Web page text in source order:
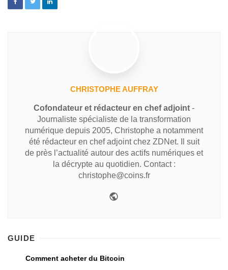
CHRISTOPHE AUFFRAY
Cofondateur et rédacteur en chef adjoint -
Journaliste spécialiste de la transformation
numérique depuis 2005, Christophe a notamment
été rédacteur en chef adjoint chez ZDNet. Il suit
de près l’actualité autour des actifs numériques et
la décrypte au quotidien. Contact :
christophe@coins.fr
GUIDE
Comment acheter du Bitcoin